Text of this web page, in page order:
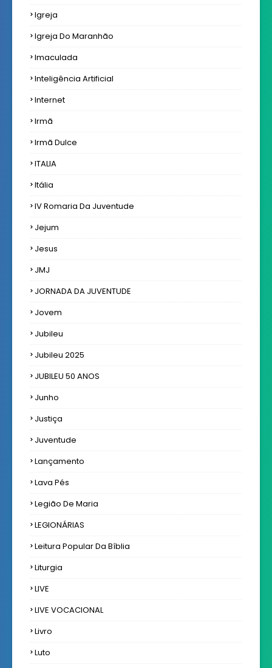
Igreja
Igreja Do Maranhão
Imaculada
Inteligência Artificial
Internet
Irmã
Irmã Dulce
ITALIA
Itália
IV Romaria Da Juventude
Jejum
Jesus
JMJ
JORNADA DA JUVENTUDE
Jovem
Jubileu
Jubileu 2025
JUBILEU 50 ANOS
Junho
Justiça
Juventude
Lançamento
Lava Pés
Legião De Maria
LEGIONÁRIAS
Leitura Popular Da Bíblia
Liturgia
LIVE
LIVE VOCACIONAL
Livro
Luto